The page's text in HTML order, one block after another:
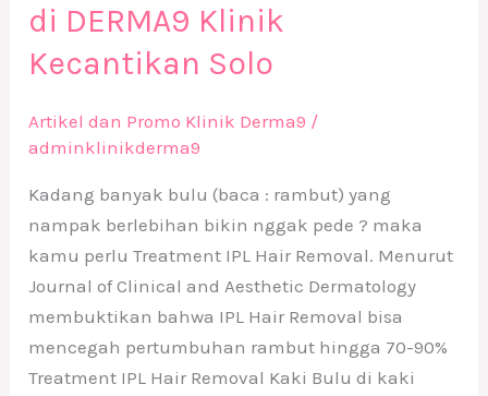
di DERMA9 Klinik
Kecantikan Solo
Artikel dan Promo Klinik Derma9 /
adminklinikderma9
Kadang banyak bulu (baca : rambut) yang
nampak berlebihan bikin nggak pede ? maka
kamu perlu Treatment IPL Hair Removal. Menurut
Journal of Clinical and Aesthetic Dermatology
membuktikan bahwa IPL Hair Removal bisa
mencegah pertumbuhan rambut hingga 70-90%
Treatment IPL Hair Removal Kaki Bulu di kaki